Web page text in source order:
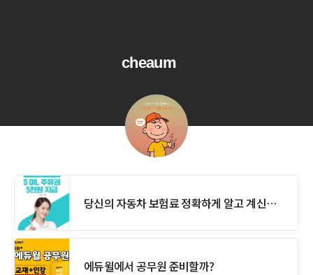
cheaum
당신의 자동차 보험료 정확하게 알고 계신가요?
에듀윌에서 공무원 준비할까?